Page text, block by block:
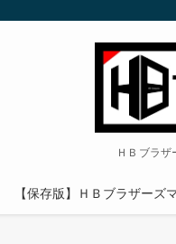
ＨＢブラザ
【保存版】ＨＢブラザー